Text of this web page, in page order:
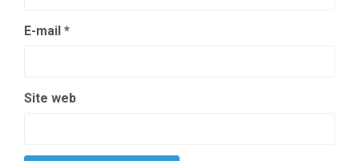
E-mail *
Site web